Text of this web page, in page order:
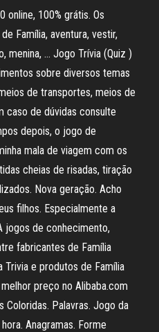
online, 100% grátis. Os
Família, aventura, vestir,
menina, … Jogo Trívia (Quiz )
sobre diversos temas
de transportes, meios de
caso de dúvidas consulte
depois, o jogo de
mala de viagem com os
cheias de risadas, tiração
Nova geração. Acho
filhos. Especialmente a
jogos de conhecimento,
fabricantes de Família
Trivia e produtos de Família
preço no Alibaba.com
Coloridas. Palavras. Jogo da
Anagramas. Forme